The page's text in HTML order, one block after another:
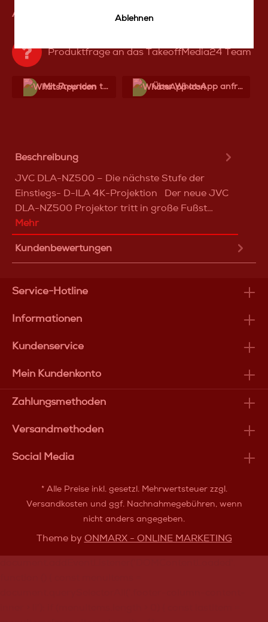
Artikelnummer: JVCDLANZ500
Produktfrage an das TakeoffMedia24 Team
Mit Frеunden teilen Über WhatѕApp anfragеn
Beschreibung
JVC DLA-NZ500 – Die nächste Stufe der
Einstiegs- D-ILA 4K-Projektion Der neue JVC
DLA-NZ500 Projektor tritt in große Fußst…
Mehr
Kundenbewertungen
Service-Hotline
Informationen
Kundenservice
Mein Kundenkonto
Zahlungsmethoden
Versandmethoden
Social Media
* Alle Preise inkl. gesetzl. Mehrwertsteuer zzgl.
Versandkosten und ggf. Nachnahmegebühren, wenn
nicht anders angegeben.
Theme by ONMARX - ONLINE MARKETING
Ablehnen